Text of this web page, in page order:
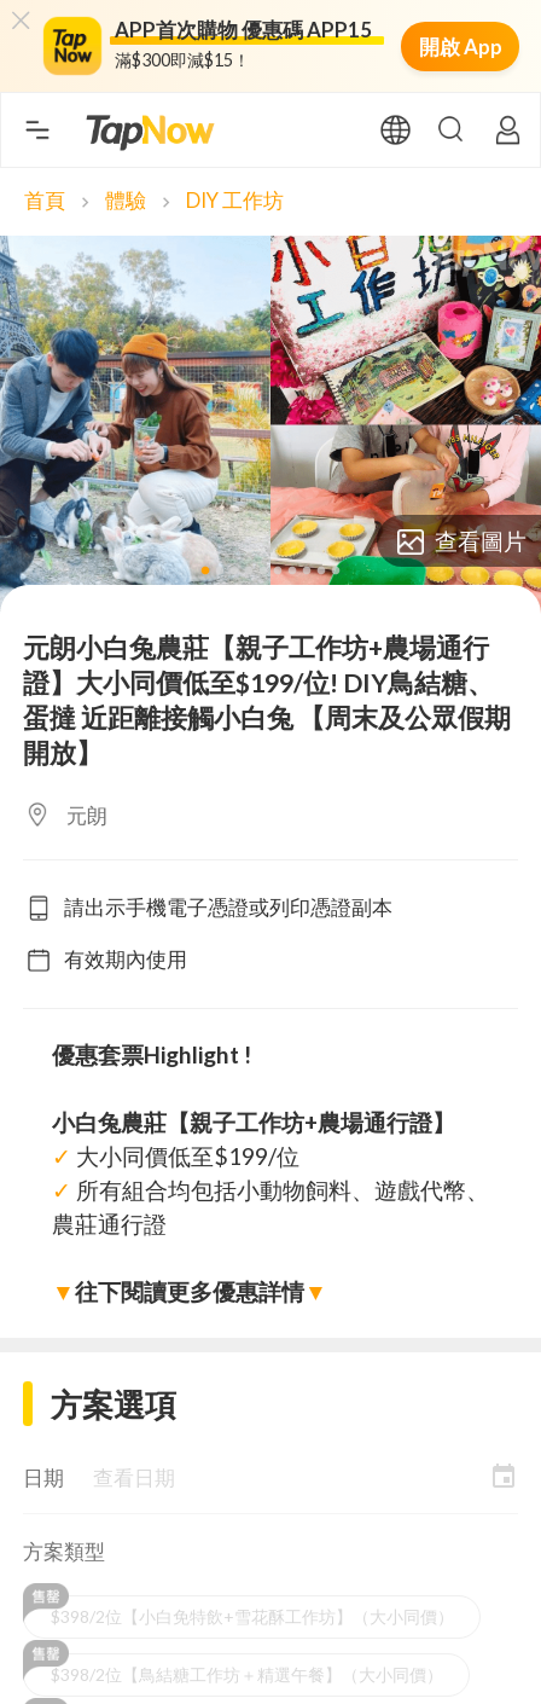
APP首次購物 優惠碼 APP15
滿$300即減$15！
開啟 App
首頁 chevron_right 體驗 chevron_right DIY 工作坊
lens lens lens lens lens lens lens lens lens lens
查看圖片
元朗小白兔農莊【親子工作坊+農場通行
證】大小同價低至$199/位! DIY鳥結糖、
蛋撻 近距離接觸小白兔 【周末及公眾假期
開放】
元朗
請出示手機電子憑證或列印憑證副本
有效期內使用
優惠套票Highlight !
小白兔農莊【親子工作坊+農場通行證】
✓ 大小同價低至$199/位
✓ 所有組合均包括小動物飼料、遊戲代幣、
農莊通行證
▼往下閱讀更多優惠詳情▼
方案選項
日期 查看日期 event
方案類型
$398/2位【小白免特飲+雪花酥工作坊】（大小同價）
$398/2位【鳥結糖工作坊＋精選午餐】（大小同價）